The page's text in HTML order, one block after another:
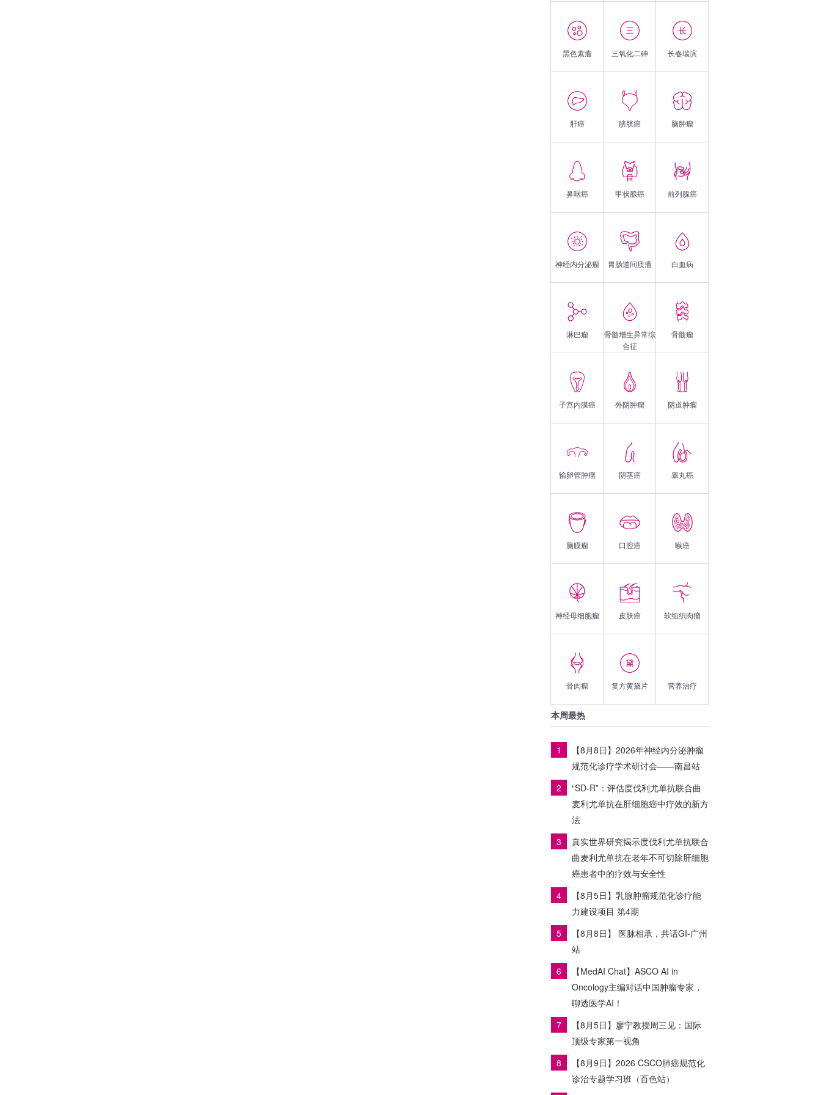
黑色素瘤 三氧化二砷 长春瑞滨
肝癌 膀胱癌 脑肿瘤
鼻咽癌 甲状腺癌 前列腺癌
神经内分泌瘤 胃肠道间质瘤 白血病
淋巴瘤
骨髓增生异常综
合征
骨髓瘤
子宫内膜癌 外阴肿瘤 阴道肿瘤
输卵管肿瘤 阴茎癌 睾丸癌
脑膜瘤 口腔癌 喉癌
神经母细胞瘤 皮肤癌 软组织肉瘤
骨肉瘤 复方黄黛片 营养治疗
本周最热
1
【8月8日】2026年神经内分泌肿瘤
规范化诊疗学术研讨会——南昌站
2
“SD-R”：评估度伐利尤单抗联合曲
麦利尤单抗在肝细胞癌中疗效的新方
法
3
真实世界研究揭示度伐利尤单抗联合
曲麦利尤单抗在老年不可切除肝细胞
癌患者中的疗效与安全性
4
【8月5日】乳腺肿瘤规范化诊疗能
力建设项目 第4期
5
【8月8日】 医脉相承，共话GI-广州
站
6
【MedAI Chat】ASCO AI in
Oncology主编对话中国肿瘤专家，
聊透医学AI！
7
【8月5日】廖宁教授周三见：国际
顶级专家第一视角
8
【8月9日】2026 CSCO肺癌规范化
诊治专题学习班（百色站）